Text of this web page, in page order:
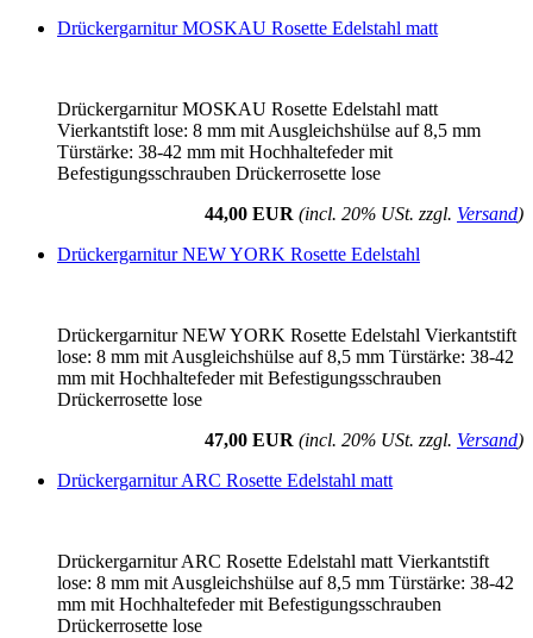
Drückergarnitur MOSKAU Rosette Edelstahl matt
Drückergarnitur MOSKAU Rosette Edelstahl matt
Vierkantstift lose: 8 mm mit Ausgleichshülse auf 8,5 mm
Türstärke: 38-42 mm mit Hochhaltefeder mit
Befestigungsschrauben Drückerrosette lose
44,00 EUR (incl. 20% USt. zzgl. Versand)
Drückergarnitur NEW YORK Rosette Edelstahl
Drückergarnitur NEW YORK Rosette Edelstahl Vierkantstift
lose: 8 mm mit Ausgleichshülse auf 8,5 mm Türstärke: 38-42
mm mit Hochhaltefeder mit Befestigungsschrauben
Drückerrosette lose
47,00 EUR (incl. 20% USt. zzgl. Versand)
Drückergarnitur ARC Rosette Edelstahl matt
Drückergarnitur ARC Rosette Edelstahl matt Vierkantstift
lose: 8 mm mit Ausgleichshülse auf 8,5 mm Türstärke: 38-42
mm mit Hochhaltefeder mit Befestigungsschrauben
Drückerrosette lose